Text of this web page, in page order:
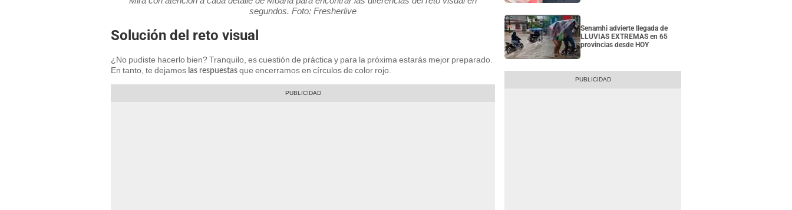
segundos. Foto: Fresherlive
Solución del reto visual
¿No pudiste hacerlo bien? Tranquilo, es cuestión de práctica y para la próxima estarás mejor preparado.
En tanto, te dejamos las respuestas que encerramos en círculos de color rojo.
Senamhi advierte llegada de
LLUVIAS EXTREMAS en 65
provincias desde HOY